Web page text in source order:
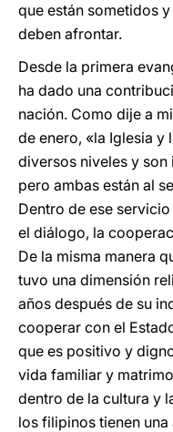
que están sometidos
deben afrontar.
Desde la primera
ha dado una
nación. Como dije a
de enero, «la Iglesia
diversos niveles y son
pero ambas están al
Dentro de ese
el diálogo, la
De la misma manera
tuvo una dimensión
años después de su
cooperar con el
que es positivo y
vida familiar y
dentro de la cultura y
los filipinos tienen